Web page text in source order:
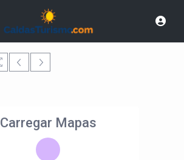
Carregar Mapas